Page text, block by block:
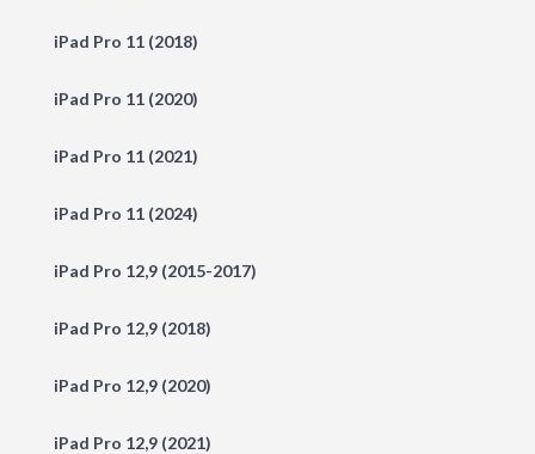
iPad Pro 11 (2018)
iPad Pro 11 (2020)
iPad Pro 11 (2021)
iPad Pro 11 (2024)
iPad Pro 12,9 (2015-2017)
iPad Pro 12,9 (2018)
iPad Pro 12,9 (2020)
iPad Pro 12,9 (2021)